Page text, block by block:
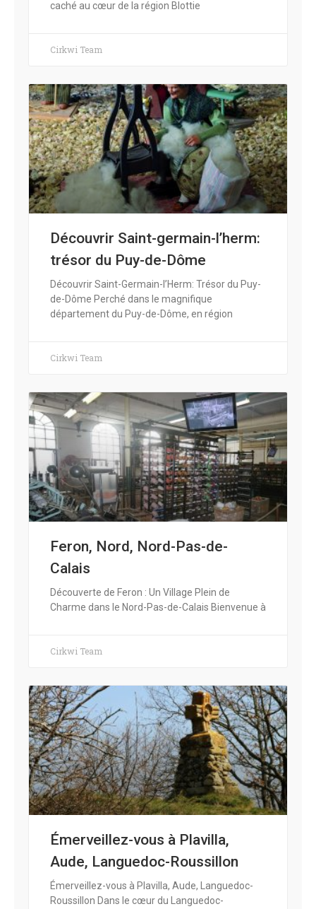
caché au cœur de la région Blottie
Cirkwi Team
Découvrir Saint-germain-l’herm:
trésor du Puy-de-Dôme
Découvrir Saint-Germain-l’Herm: Trésor du Puy-
de-Dôme Perché dans le magnifique
département du Puy-de-Dôme, en région
Cirkwi Team
Feron, Nord, Nord-Pas-de-
Calais
Découverte de Feron : Un Village Plein de
Charme dans le Nord-Pas-de-Calais Bienvenue à
Cirkwi Team
Émerveillez-vous à Plavilla,
Aude, Languedoc-Roussillon
Émerveillez-vous à Plavilla, Aude, Languedoc-
Roussillon Dans le cœur du Languedoc-